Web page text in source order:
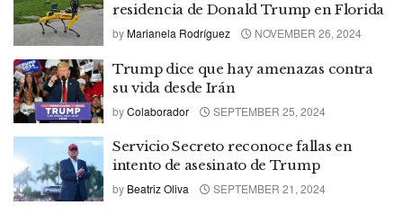
residencia de Donald Trump en Florida
byMarianela Rodríguez NOVEMBER 26, 2024
Trump dice que hay amenazas contra
su vida desde Irán
byColaborador SEPTEMBER 25, 2024
Servicio Secreto reconoce fallas en
intento de asesinato de Trump
by Beatriz Oliva SEPTEMBER 21, 2024